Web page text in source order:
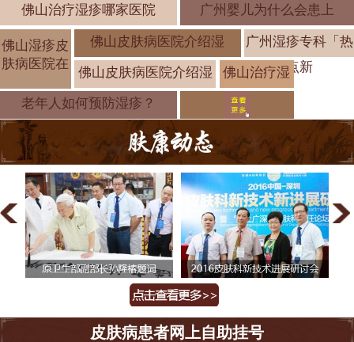
佛山治疗湿疹哪家医院 广州婴儿为什么会患上
佛山湿疹皮
肤病医院在
佛山皮肤病医院介绍湿
广州湿疹专科「热
点新
佛山皮肤病医院介绍湿
佛山治疗湿
疹哪个医院
老年人如何预防湿疹？
皮肤病患者网上自助挂号